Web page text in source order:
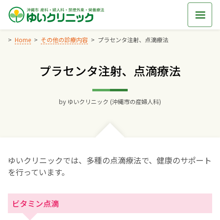
Skip
content
Home その他の診療内容 プラセンタ注射、点滴療法
プラセンタ注射、点滴療法
by ゆいクリニック (沖縄市の産婦人科)
ゆいクリニックでは、多種の点滴療法で、健康のサポート
を行っています。
ビタミン点滴
Home
交通アクセス
院長からのごあいさつ
ゆいクリニックの経営理念
妊婦健診